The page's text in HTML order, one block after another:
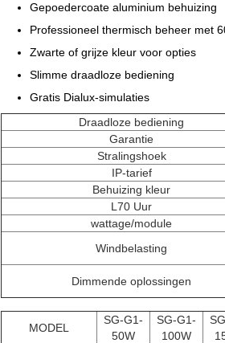
Gepoedercoate aluminium behuizing
Professioneel thermisch beheer met
Zwarte of grijze kleur voor opties
Slimme draadloze bediening
Gratis Dialux-simulaties
Draadloze bediening
Garantie
Stralingshoek
IP-tarief
Behuizing kleur
L70 Uur
wattage/module
Windbelasting
Dimmende oplossingen
MODEL
SG-G1-
50W
SG-G1-
100W